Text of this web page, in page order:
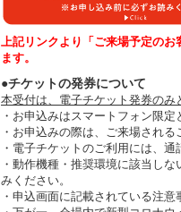
上記リンクより「ご来場予定の
ます。
●チケットの発券について
本受付は、電子チケット発券のみ
・お申込みはスマートフォン限
・お申込みの際は、ご来場され
・電子チケットのご利用には、
・動作機種・推奨環境に該当し
みください。
・申込画面に記載されている注